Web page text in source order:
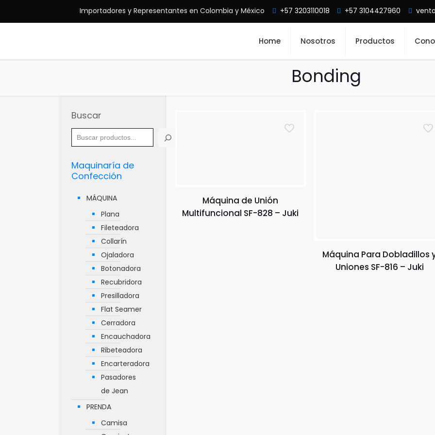
Importadores y Representantes en Colombia y México +57 3203110018 +57 3104427960
Home Nosotros Productos
Bonding
Máquina de Unión
Multifuncional SF-828 – Juki
Máquina Para Dobladillos
Uniones SF-816 – Juki
Buscar
Maquinaría de
Confección
MÁQUINA
Plana
Fileteadora
Collarín
Ojaladora
Botonadora
Recubridora
Presilladora
Flat Seamer
Cerradora
Encauchadora
Ribeteadora
Encarteradora
Pasadores
de Jean
PRENDA
Camisa